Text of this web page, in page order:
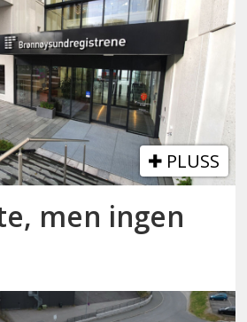
PLUSS
men ingen